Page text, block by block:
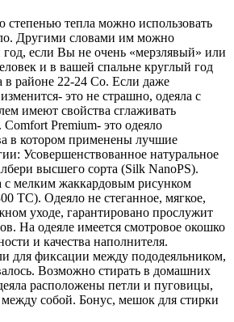
степенью тепла можно использовать
Другими словами им можно
год, если Вы не очень «мерзлявый» или
и в вашей спальне круглый год
в районе 22-24 Со. Если даже
это не страшно, одеяла с
имеют свойства сглаживать
Premium- это одеяло
в котором применены лучшие
Усовершенствованное натуральное
высшего сорта (Silk NanoPS).
с мелким жаккардовым рисунком
ТС). Одеяло не стеганное, мягкое,
уходе, гарантировано прослужит
На одеяле имеется смотровое окошко
и качества наполнителя.
для фиксации между пододеяльником,
Возможно стирать в домашних
расположены петли и пуговицы,
между собой. Бонус, мешок для стирки